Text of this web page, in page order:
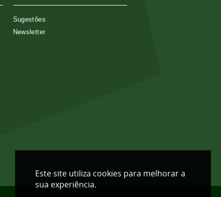
Sugestões
Newsletter
Este site utiliza cookies para melhorar a
sua experiência.